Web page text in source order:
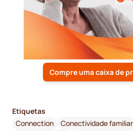
Compre uma caixa de
Etiquetas
Connection
Conectividade familiar